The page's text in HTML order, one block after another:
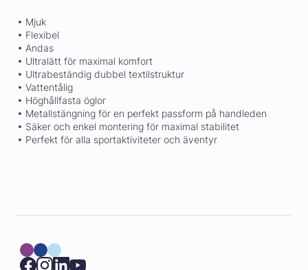
• Mjuk
• Flexibel
• Andas
• Ultralätt för maximal komfort
• Ultrabeständig dubbel textilstruktur
• Vattentålig
• Höghållfasta öglor
• Metallstängning för en perfekt passform på handleden
• Säker och enkel montering för maximal stabilitet
• Perfekt för alla sportaktiviteter och äventyr